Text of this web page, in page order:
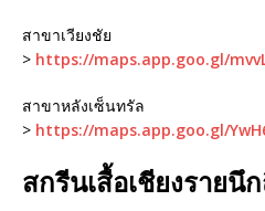
สาขาเวียงชัย
> https://maps.app.goo.gl/
สาขาหลังเซ็นทรัล
> https://maps.app.goo.gl/
สกรีนเสื้อเชียงรายนึก